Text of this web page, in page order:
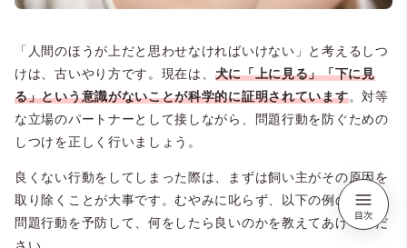
「人間のほうが上だと思わせなければいけない」と考えるしつ
けは、古いやり方です。現在は、 犬に「上に見る」「下に見
る」という意識がないことが科学的に証明されています。対等
な立場のパートナーとして接しながら、問題行動を防ぐための
しつけを正しく行いましょう。
良くない行動をしてしまった際は、まずは飼い主がその原因を
取り除くことが大事です。むやみに叱らず、以下の例のように
問題行動を予防して、何をしたら良いのかを教えてあげてくだ
さい。